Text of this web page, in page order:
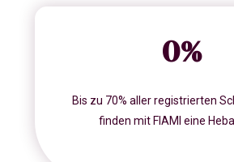
0%
Bis zu 70% aller registrierten
finden mit FIAMI eine